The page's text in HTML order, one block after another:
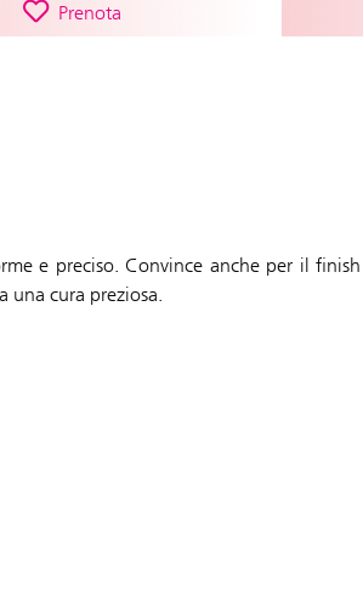
Prenota
e preciso. Convince anche per il
una cura preziosa.